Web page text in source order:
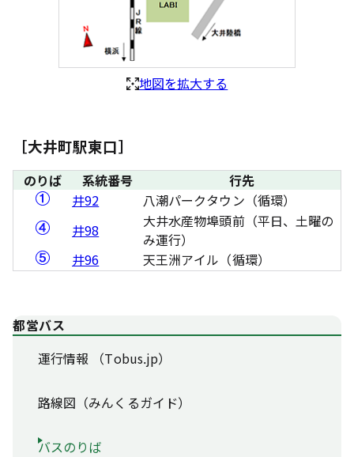
地図を拡大する
［大井町駅東口］
のりば 系統番号
行先
井92
八潮パークタウン（循環）
井98
大井水産物埠頭前（平日、土曜の
み運行）
井96
天王洲アイル（循環）
都営バス
運行情報 （Tobus.jp）
路線図（みんくるガイド）
バスのりば